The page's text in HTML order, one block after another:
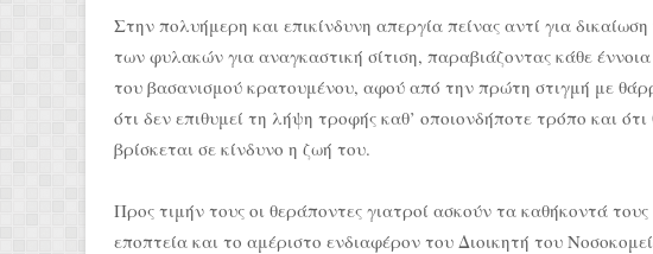
Στην πολυήμερη και επικίνδυνη απεργία πείνας αντί για
των φυλακών για αναγκαστική σίτιση, παραβιάζοντας κάθε έννοια
του βασανισμού κρατουμένου, αφού από την πρώτη στιγμή με
ότι δεν επιθυμεί τη λήψη τροφής καθ’ οποιονδήποτε τρόπο και
βρίσκεται σε κίνδυνο η ζωή του.
Προς τιμήν τους οι θεράποντες γιατροί ασκούν τα καθήκοντά
εποπτεία και το αμέριστο ενδιαφέρον του Διοικητή του